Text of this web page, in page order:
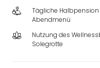
Tägliche
Abendmenü
Nutzung des
Solegrotte